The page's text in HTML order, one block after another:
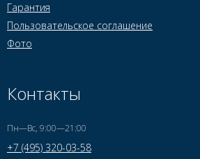
Гарантия
Пользовательское соглашение
Фото
Контакты
Пн—Вс, 9:00—21:00
+7 (495) 320-03-58